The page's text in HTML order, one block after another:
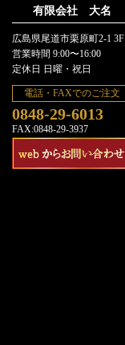
有限会社 大名
広島県尾道市栗原町2-1 3F
営業時間 9:00〜16:00
定休日 日曜・祝日
電話・FAXでのご注文
0848-29-6013
FAX:0848-29-3937